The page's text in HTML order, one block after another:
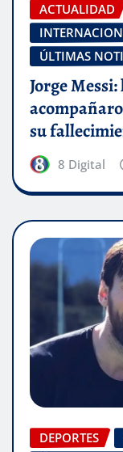
ACTUALIDAD
ÚLTIMAS
Jorge
su
8 Digital
DEPORTES